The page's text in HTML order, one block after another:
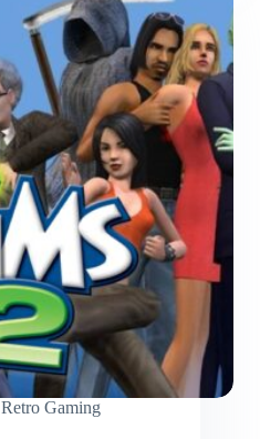
Retro Gaming